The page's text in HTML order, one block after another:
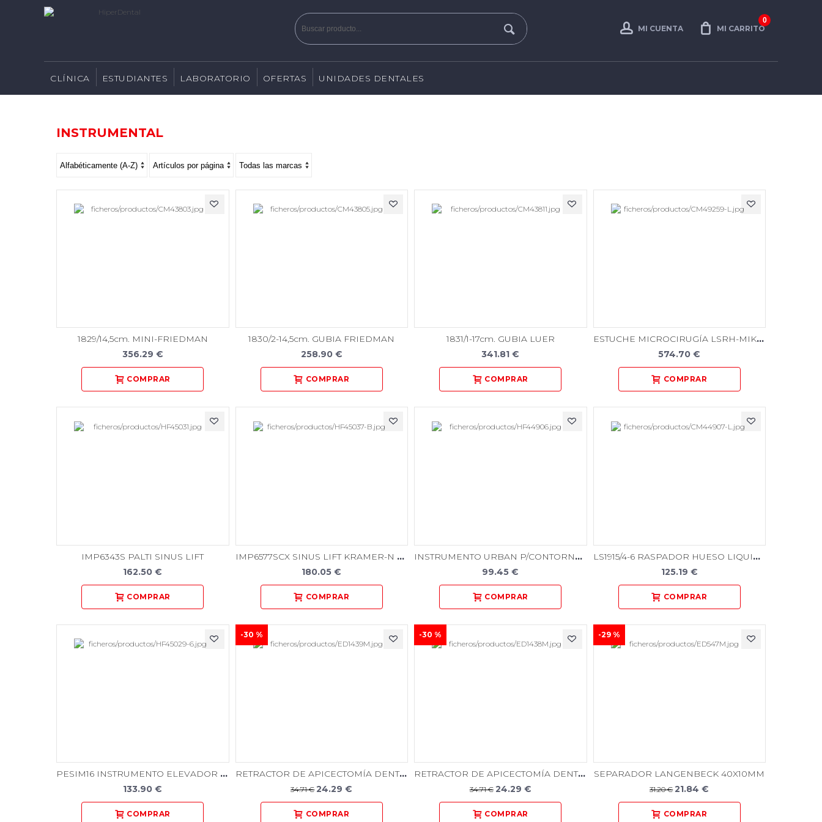
0
MI CARRITO
MI CUENTA
CLÍNICA ESTUDIANTES LABORATORIO OFERTAS UNIDADES DENTALES
INSTRUMENTAL
1829/14,5cm. MINI-FRIEDMAN
356.29 €
1830/2-14,5cm. GUBIA FRIEDMAN
258.90 €
1831/1-17cm. GUBIA LUER
341.81 €
ESTUCHE MICROCIRUGÍA LSRH-MIKRO-SET1
574.70 €
IMP6343S PALTI SINUS LIFT
162.50 €
IMP6577SCX SINUS LIFT KRAMER-N CURVO LINEA BLACK
180.05 €
INSTRUMENTO URBAN P/CONTORNEADO DE HUESO
99.45 €
LS1915/4-6 RASPADOR HUESO LIQUID STEEL
125.19 €
PESIM16 INSTRUMENTO ELEVADOR SENOS SIMION
133.90 €
RETRACTOR DE APICECTOMÍA DENTADO 45 GRADO
34.71 € 24.29 €
-30 %
RETRACTOR DE APICECTOMÍA DENTADO 90 GRADO
34.71 € 24.29 €
-30 %
SEPARADOR LANGENBECK 40X10MM
31.20 € 21.84 €
-29 %